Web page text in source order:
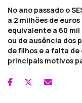
No ano passado o
a 2 milhões de
equivalente a 60
ou de ausência dos
de filhos e a falta
principais motivos